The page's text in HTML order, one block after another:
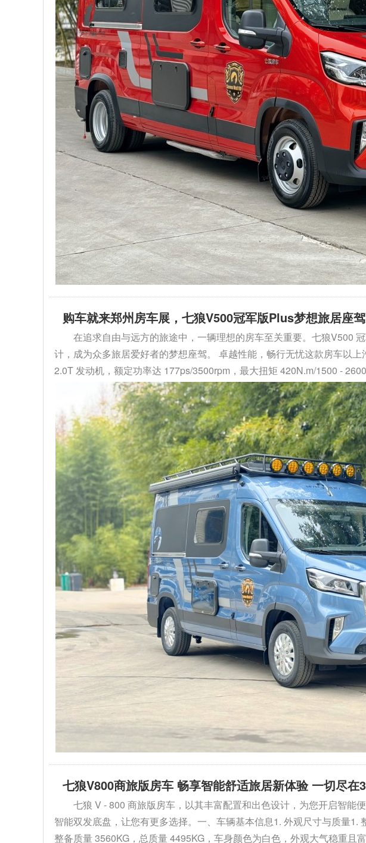
购车就来郑州房车展，七狼V500冠军版Plus梦想旅居座
在追求自由与远方的旅途中，一辆理想的房车至关重要。七狼V500
计，成为众多旅居爱好者的梦想座驾。 卓越性能，畅行无忧这款房车以
2.0T 发动机，额定功率达 177ps/3500rpm，最大扭矩 420N.m/1500 -
七狼V800商旅版房车 畅享智能舒适旅居新体验 一切尽在
七狼 V - 800 商旅版房车，以其丰富配置和出色设计，为您开启智能
智能双发底盘，让您有更多选择。一、车辆基本信息1. 外观尺寸与质量1.
整备质量 3560KG，总质量 4495KG，车身颜色为白色，外观大气稳重且